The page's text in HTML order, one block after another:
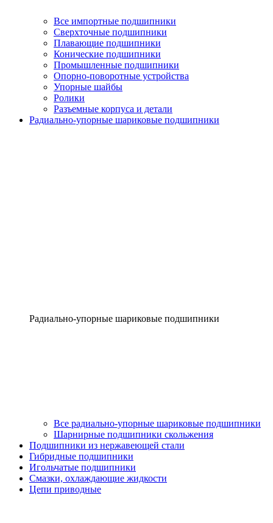
Все импортные подшипники
Сверхточные подшипники
Плавающие подшипники
Конические подшипники
Промышленные подшипники
Опорно-поворотные устройства
Упорные шайбы
Ролики
Разъемные корпуса и детали
Радиально-упорные шариковые подшипники
Радиально-упорные шариковые подшипники
Все радиально-упорные шариковые подшипники
Шарнирные подшипники скольжения
Подшипники из нержавеющей стали
Гибридные подшипники
Игольчатые подшипники
Смазки, охлаждающие жидкости
Цепи приводные